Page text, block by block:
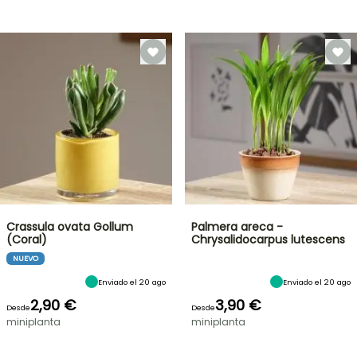
Crassula ovata Gollum
(Coral)
NUEVO
Enviado el 20 ago
Desde2,90 €
miniplanta
Palmera areca -
Chrysalidocarpus lutescens
Enviado el 20 ago
Desde3,90 €
miniplanta